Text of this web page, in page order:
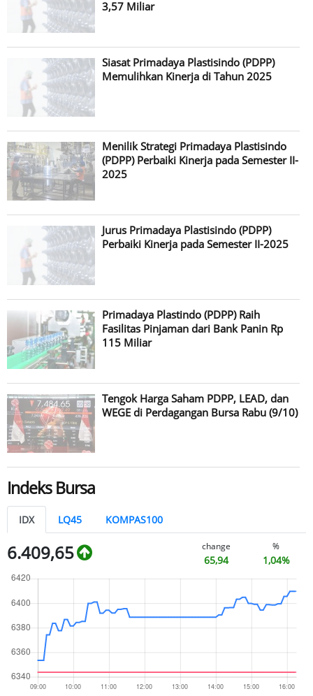
3,57 Miliar
Siasat Primadaya Plastisindo (PDPP)
Memulihkan Kinerja di Tahun 2025
Menilik Strategi Primadaya Plastisindo
(PDPP) Perbaiki Kinerja pada Semester II-
2025
Jurus Primadaya Plastisindo (PDPP)
Perbaiki Kinerja pada Semester II-2025
Primadaya Plastindo (PDPP) Raih
Fasilitas Pinjaman dari Bank Panin Rp
115 Miliar
Tengok Harga Saham PDPP, LEAD, dan
WEGE di Perdagangan Bursa Rabu (9/10)
Indeks Bursa
IDX LQ45 KOMPAS100
6.409,65 change
65,94
%
1,04%